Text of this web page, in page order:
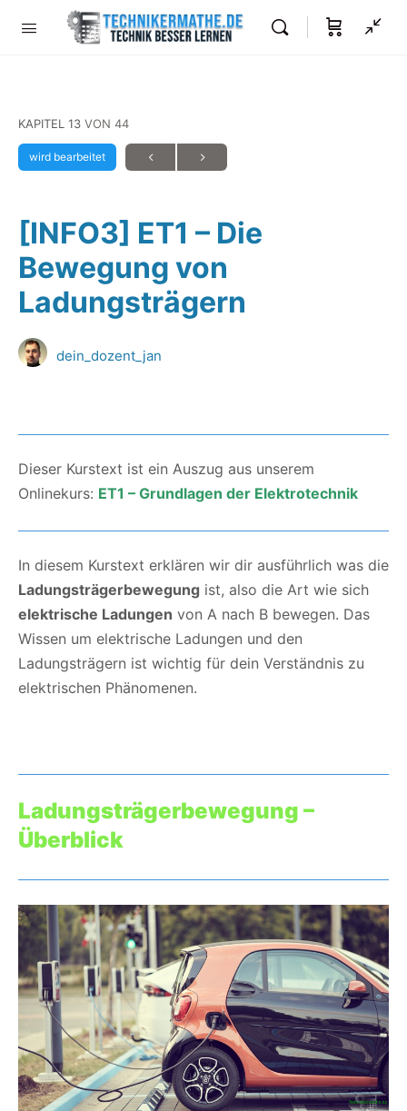
KAPITEL 13 VON 44
wird bearbeitet
[INFO3] ET1 – Die
Bewegung von
Ladungsträgern
dein_dozent_jan
Dieser Kurstext ist ein Auszug aus unserem
Onlinekurs: ET1 – Grundlagen der Elektrotechnik
In diesem Kurstext erklären wir dir ausführlich was die
Ladungsträgerbewegung ist, also die Art wie sich
elektrische Ladungen von A nach B bewegen. Das
Wissen um elektrische Ladungen und den
Ladungsträgern ist wichtig für dein Verständnis zu
elektrischen Phänomenen.
Ladungsträgerbewegung –
Überblick